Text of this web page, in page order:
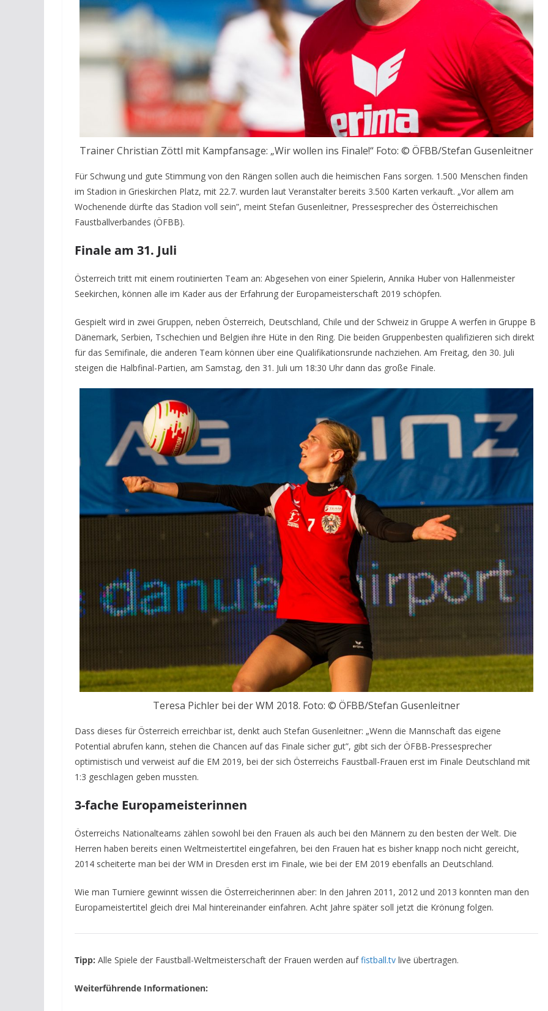
Trainer Christian Zöttl mit Kampfansage: „Wir wollen ins Finale!“ Foto: © ÖFBB/Stefan Gusenleitner
Für Schwung und gute Stimmung von den Rängen sollen auch die heimischen Fans sorgen. 1.500 Menschen finden
im Stadion in Grieskirchen Platz, mit 22.7. wurden laut Veranstalter bereits 3.500 Karten verkauft. „Vor allem am
Wochenende dürfte das Stadion voll sein”, meint Stefan Gusenleitner, Pressesprecher des Österreichischen
Faustballverbandes (ÖFBB).
Finale am 31. Juli
Österreich tritt mit einem routinierten Team an: Abgesehen von einer Spielerin, Annika Huber von Hallenmeister
Seekirchen, können alle im Kader aus der Erfahrung der Europameisterschaft 2019 schöpfen.
Gespielt wird in zwei Gruppen, neben Österreich, Deutschland, Chile und der Schweiz in Gruppe A werfen in Gruppe B
Dänemark, Serbien, Tschechien und Belgien ihre Hüte in den Ring. Die beiden Gruppenbesten qualifizieren sich direkt
für das Semifinale, die anderen Team können über eine Qualifikationsrunde nachziehen. Am Freitag, den 30. Juli
steigen die Halbfinal-Partien, am Samstag, den 31. Juli um 18:30 Uhr dann das große Finale.
Teresa Pichler bei der WM 2018. Foto: © ÖFBB/Stefan Gusenleitner
Dass dieses für Österreich erreichbar ist, denkt auch Stefan Gusenleitner: „Wenn die Mannschaft das eigene
Potential abrufen kann, stehen die Chancen auf das Finale sicher gut”, gibt sich der ÖFBB-Pressesprecher
optimistisch und verweist auf die EM 2019, bei der sich Österreichs Faustball-Frauen erst im Finale Deutschland mit
1:3 geschlagen geben mussten.
3-fache Europameisterinnen
Österreichs Nationalteams zählen sowohl bei den Frauen als auch bei den Männern zu den besten der Welt. Die
Herren haben bereits einen Weltmeistertitel eingefahren, bei den Frauen hat es bisher knapp noch nicht gereicht,
2014 scheiterte man bei der WM in Dresden erst im Finale, wie bei der EM 2019 ebenfalls an Deutschland.
Wie man Turniere gewinnt wissen die Österreicherinnen aber: In den Jahren 2011, 2012 und 2013 konnten man den
Europameistertitel gleich drei Mal hintereinander einfahren. Acht Jahre später soll jetzt die Krönung folgen.
Tipp: Alle Spiele der Faustball-Weltmeisterschaft der Frauen werden auffistball.tv live übertragen.
Weiterführende Informationen: